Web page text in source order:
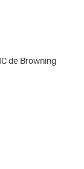
de Browning